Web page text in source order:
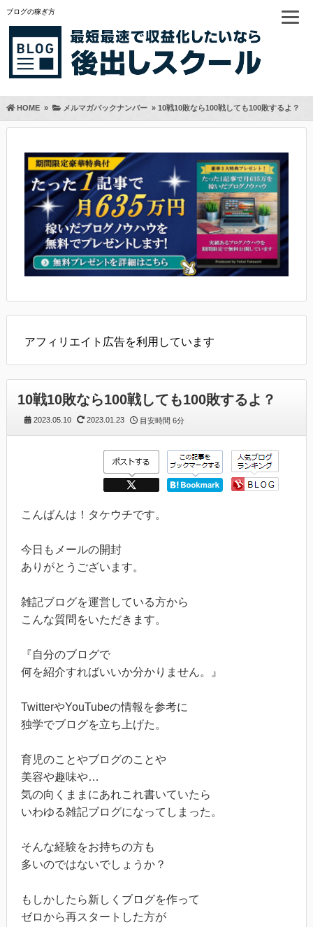
ブログの稼ぎ方
HOME» メルマガバックナンバー» 10戦10敗なら100戦しても100敗するよ？
アフィリエイト広告を利用しています
10戦10敗なら100戦しても100敗するよ？
2023.05.10 2023.01.23 目安時間 6分
こんばんは！タケウチです。
今日もメールの開封
ありがとうございます。
雑記ブログを運営している方から
こんな質問をいただきます。
『自分のブログで
何を紹介すればいいか分かりません。』
TwitterやYouTubeの情報を参考に
独学でブログを立ち上げた。
育児のことやブログのことや
美容や趣味や…
気の向くままにあれこれ書いていたら
いわゆる雑記ブログになってしまった。
そんな経験をお持ちの方も
多いのではないでしょうか？
もしかしたら新しくブログを作って
ゼロから再スタートした方が